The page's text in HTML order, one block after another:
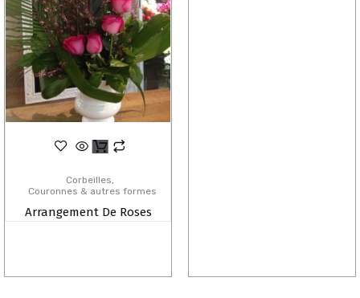
Corbeilles
Couronnes & autres formes
Arrangement De Roses